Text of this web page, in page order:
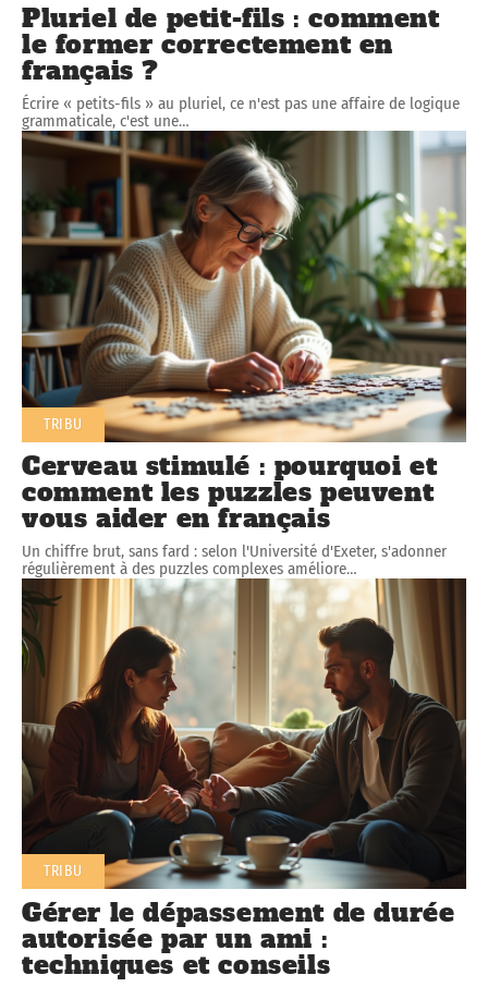
Pluriel de petit-fils : comment
le former correctement en
français ?
Écrire « petits-fils » au pluriel, ce n'est pas une affaire de logique
grammaticale, c'est une…
TRIBU
Cerveau stimulé : pourquoi et
comment les puzzles peuvent
vous aider en français
Un chiffre brut, sans fard : selon l'Université d'Exeter, s'adonner
régulièrement à des puzzles complexes améliore…
TRIBU
Gérer le dépassement de durée
autorisée par un ami :
techniques et conseils